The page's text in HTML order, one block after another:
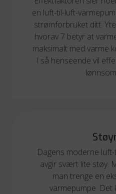
en luft-til-luft-
strømforbruket ditt.
hvorav 7 betyr at
maksimalt med varme
I så henseende vil
Dagens moderne
avgir svært lite støy.
man trenge en
varmepumpe.